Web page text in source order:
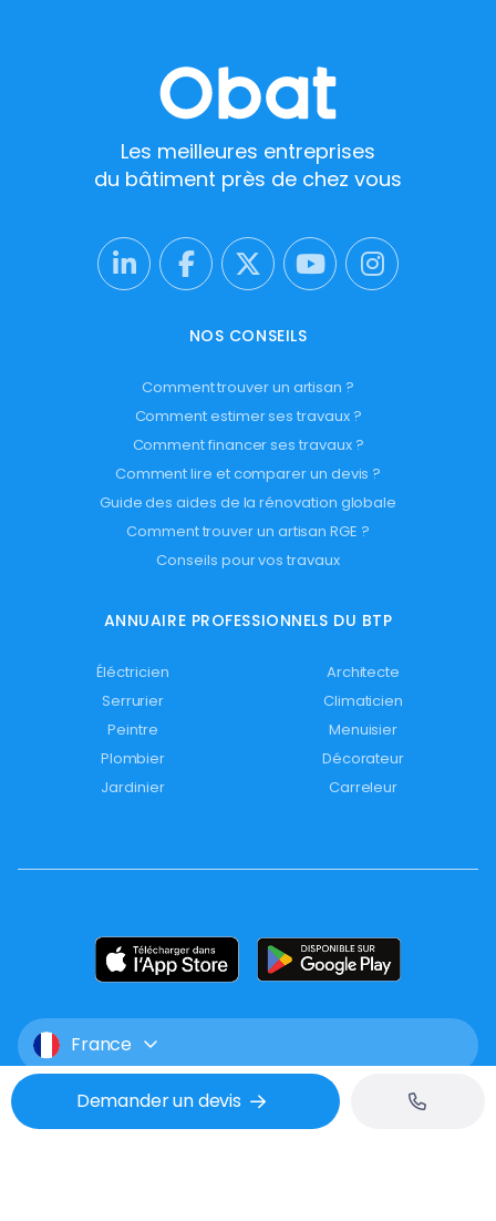
Demander un devis
Les meilleures entreprises
du bâtiment près de chez vous
NOS CONSEILS
Comment trouver un artisan ?
Comment estimer ses travaux ?
Comment financer ses travaux ?
Comment lire et comparer un devis ?
Guide des aides de la rénovation globale
Comment trouver un artisan RGE ?
Conseils pour vos travaux
ANNUAIRE PROFESSIONNELS DU BTP
Éléctricien
Architecte
Serrurier
Climaticien
Peintre
Menuisier
Plombier
Décorateur
Jardinier
Carreleur
France
Mentions légales